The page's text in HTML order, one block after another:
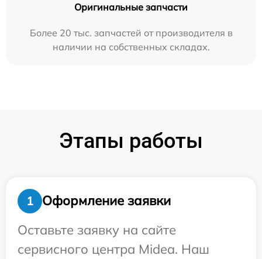
Оригинальные запчасти
Более 20 тыс. запчастей от производителя в
наличии на собственных складах.
Этапы работы
1
Оформление заявки
Оставьте заявку на сайте
сервисного центра Midea. Наш